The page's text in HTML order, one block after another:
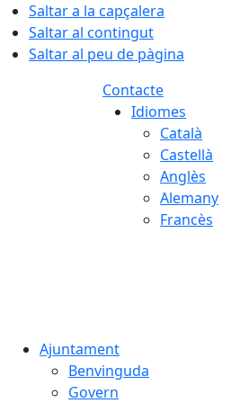
Saltar a la capçalera
Saltar al contingut
Saltar al peu de pàgina
Contacte
Idiomes
Català
Castellà
Anglès
Alemany
Francès
Ajuntament
Benvinguda
Govern